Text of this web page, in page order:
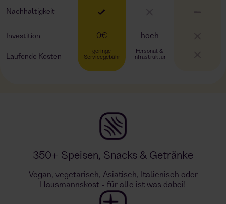
Nachhaltigkeit
Investition 0€ hoch
Laufende Kosten
geringe
Servicegebühr
Personal &
Infrastruktur
350+ Speisen, Snacks & Getränke
Vegan, vegetarisch, Asiatisch, Italienisch oder
Hausmannskost - für alle ist was dabei!